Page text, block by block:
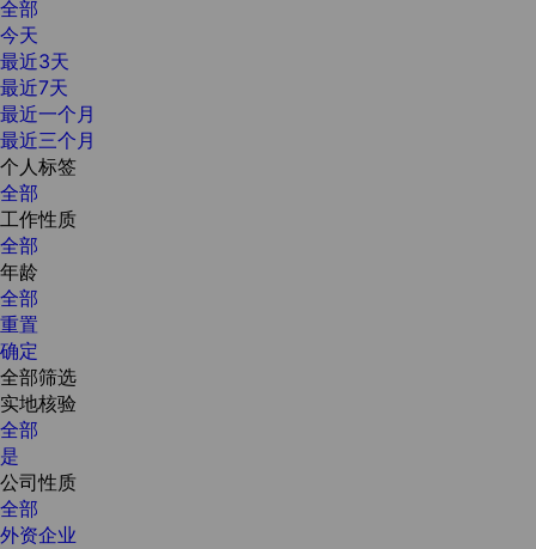
全部
今天
最近3天
最近7天
最近一个月
最近三个月
个人标签
全部
工作性质
全部
年龄
全部
重置
确定
全部筛选
实地核验
全部
是
公司性质
全部
外资企业